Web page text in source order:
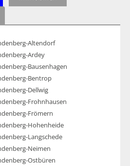
Altendorf
Ardey
Bausenhagen
Bentrop
Dellwig
Frohnhausen
Frömern
Hohenheide
Langschede
Neimen
Ostbüren